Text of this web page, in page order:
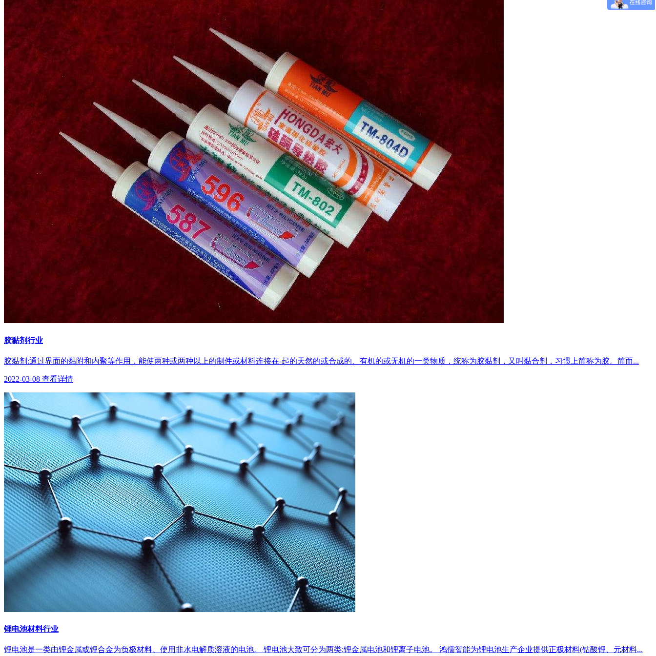
胶黏剂行业
胶黏剂:通过界面的黏附和内聚等作用，能使两种或两种以上的制件或材料连接在-起的天然的或合成的、有机的或无机的一类物质，统称为胶黏剂，又叫黏合剂，习惯上简称为胶。简而...
2022-03-08 查看详情
锂电池材料行业
锂电池是一类由锂金属或锂合金为负极材料、使用非水电解质溶液的电池。 锂电池大致可分为两类:锂金属电池和锂离子电池。 鸿儒智能为锂电池生产企业提供正极材料(钴酸锂、元材料...